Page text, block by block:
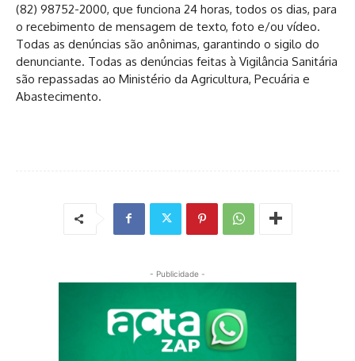
(82) 98752-2000, que funciona 24 horas, todos os dias, para
o recebimento de mensagem de texto, foto e/ou vídeo.
Todas as denúncias são anônimas, garantindo o sigilo do
denunciante. Todas as denúncias feitas à Vigilância Sanitária
são repassadas ao Ministério da Agricultura, Pecuária e
Abastecimento.
- Publicidade -